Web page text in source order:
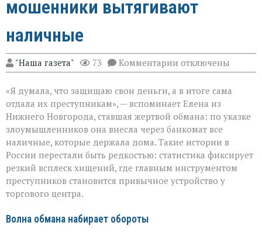
мошенники вытягивают
наличные
"Наша газета" 73 Комментарии к
записи
как
ловушка:
как
мошенники
вытягивают
наличные
отключены
«Я думала, что защищаю свои деньги, а в итоге сама
отдала их преступникам», — вспоминает Елена из
Нижнего Новгорода, ставшая жертвой обмана: по указке
злоумышленников она внесла через банкомат все
наличные, которые держала дома. Такие истории в
России перестали быть редкостью: статистика фиксирует
резкий всплеск хищений, где главным инструментом
преступников становится привычное устройство у
торгового центра.
Волна обмана набирает обороты